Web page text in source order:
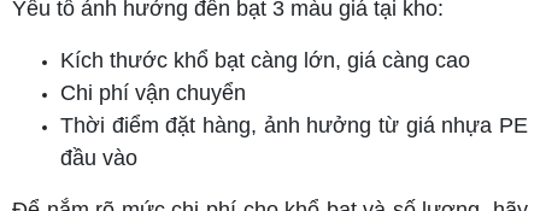
Yếu tố ảnh hưởng đến bạt 3 màu giá tại kho:
Kích thước khổ bạt càng lớn, giá càng cao
Chi phí vận chuyển
Thời điểm đặt hàng, ảnh hưởng từ giá nhựa PE
đầu vào